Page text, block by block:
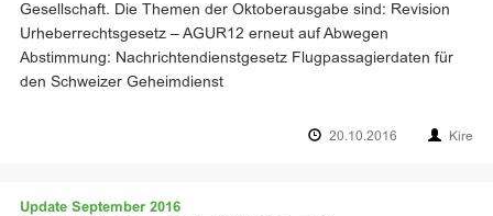
Gesellschaft. Die Themen der Oktoberausgabe sind: Revision
Urheberrechtsgesetz – AGUR12 erneut auf Abwegen
Abstimmung: Nachrichtendienstgesetz Flugpassagierdaten für
den Schweizer Geheimdienst
20.10.2016 Kire
Update September 2016